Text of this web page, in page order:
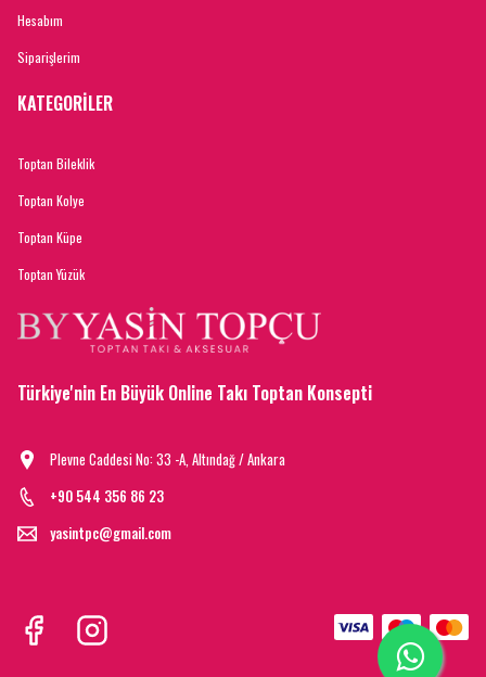
Hesabım
Siparişlerim
KATEGORİLER
Toptan Bileklik
Toptan Kolye
Toptan Küpe
Toptan Yüzük
Türkiye'nin En Büyük Online Takı Toptan Konsepti
Plevne Caddesi No: 33 -A, Altındağ / Ankara
+90 544 356 86 23
yasintpc@gmail.com